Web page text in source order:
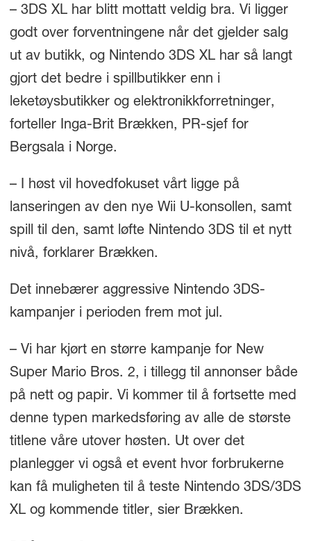
– 3DS XL har blitt mottatt veldig bra. Vi ligger
godt over forventningene når det gjelder salg
ut av butikk, og Nintendo 3DS XL har så langt
gjort det bedre i spillbutikker enn i
leketøysbutikker og elektronikkforretninger,
forteller Inga-Brit Brækken, PR-sjef for
Bergsala i Norge.
– I høst vil hovedfokuset vårt ligge på
lanseringen av den nye Wii U-konsollen, samt
spill til den, samt løfte Nintendo 3DS til et nytt
nivå, forklarer Brækken.
Det innebærer aggressive Nintendo 3DS-
kampanjer i perioden frem mot jul.
– Vi har kjørt en større kampanje for New
Super Mario Bros. 2, i tillegg til annonser både
på nett og papir. Vi kommer til å fortsette med
denne typen markedsføring av alle de største
titlene våre utover høsten. Ut over det
planlegger vi også et event hvor forbrukerne
kan få muligheten til å teste Nintendo 3DS/3DS
XL og kommende titler, sier Brækken.